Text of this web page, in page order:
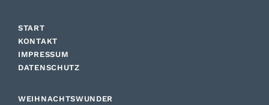
START
KONTAKT
IMPRESSUM
DATENSCHUTZ
WEIHNACHTSWUNDER